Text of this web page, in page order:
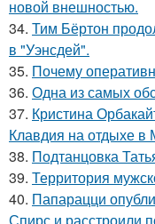
новой внешностью.
34. Тим Бёртон
в "Уэнсдей".
35. Почему
36. Одна из самых
37. Кристина
Клавдия на отдыхе в
38. Подтанцовка
39. Территория
40. Папарацци